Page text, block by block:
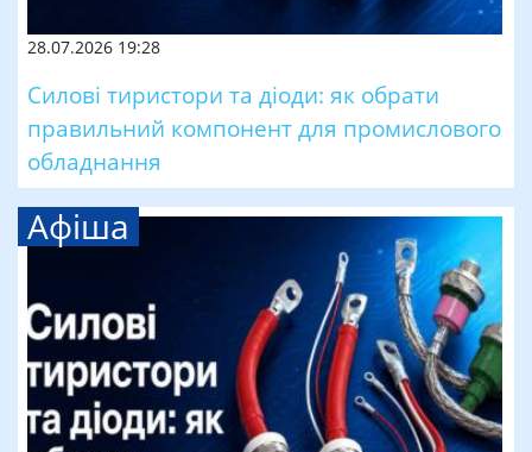
28.07.2026 19:28
Силові тиристори та діоди: як обрати
правильний компонент для промислового
обладнання
Афіша